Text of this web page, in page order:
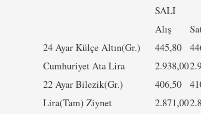
SALI
Alış
24 Ayar Külçe Altın(Gr.) 445,80
Cumhuriyet Ata Lira
2.938,00
22 Ayar Bilezik(Gr.)
406,50
Lira(Tam) Ziynet
2.871,00